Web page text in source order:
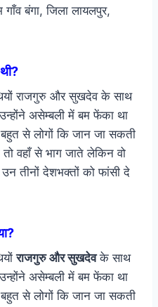
बंगा, जिला लायलपुर,
राजगुरु और सुखदेव के साथ
असेम्बली में बम फेंका था
से लोगों कि जान जा सकती
वहाँ से भाग जाते लेकिन वो
तीनों देशभक्तों को फांसी दे
राजगुरु और सुखदेवके साथ
असेम्बली में बम फेंका था
से लोगों कि जान जा सकती